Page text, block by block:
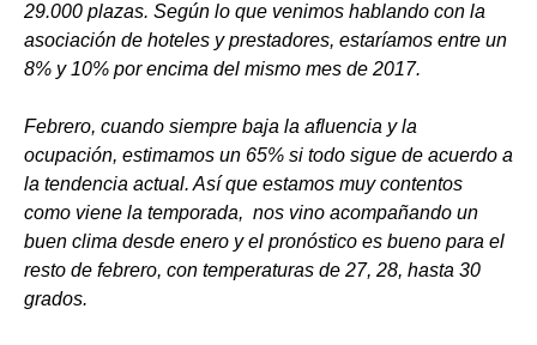
29.000 plazas. Según lo que venimos hablando con la
asociación de hoteles y prestadores, estaríamos entre un
8% y 10% por encima del mismo mes de 2017.
Febrero, cuando siempre baja la afluencia y la
ocupación, estimamos un 65% si todo sigue de acuerdo a
la tendencia actual. Así que estamos muy contentos
como viene la temporada, nos vino acompañando un
buen clima desde enero y el pronóstico es bueno para el
resto de febrero, con temperaturas de 27, 28, hasta 30
grados.